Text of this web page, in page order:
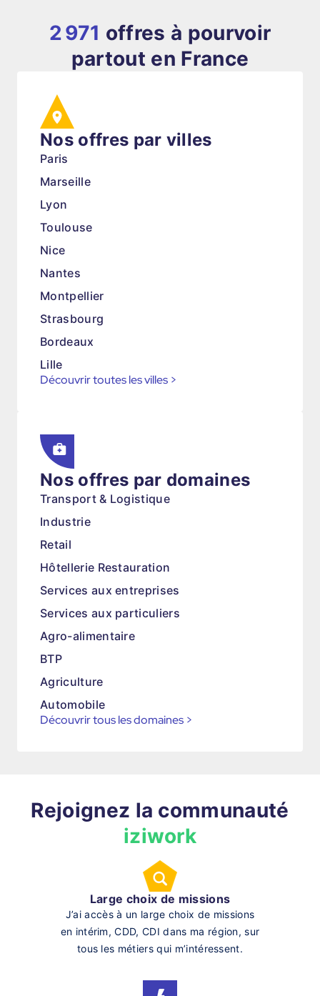
2 971 offres à pourvoir
partout en France
Nos offres par villes
Paris
Marseille
Lyon
Toulouse
Nice
Nantes
Montpellier
Strasbourg
Bordeaux
Lille
Découvrir toutes les villes >
Nos offres par domaines
Transport & Logistique
Industrie
Retail
Hôtellerie Restauration
Services aux entreprises
Services aux particuliers
Agro-alimentaire
BTP
Agriculture
Automobile
Découvrir tous les domaines >
Rejoignez la communauté
iziwork
Large choix de missions
J’ai accès à un large choix de missions
en intérim, CDD, CDI dans ma région, sur
tous les métiers qui m’intéressent.